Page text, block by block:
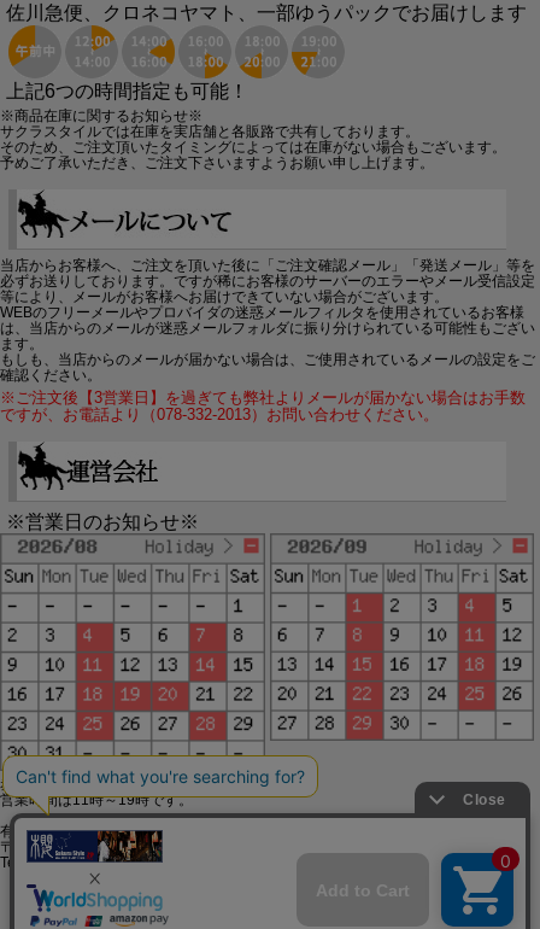
佐川急便、クロネコヤマト、一部ゆうパックでお届けします
上記6つの時間指定も可能！
※商品在庫に関するお知らせ※
サクラスタイルでは在庫を実店舗と各販路で共有しております。
そのため、ご注文頂いたタイミングによっては在庫がない場合もございます。
予めご了承いただき、ご注文下さいますようお願い申し上げます。
当店からお客様へ、ご注文を頂いた後に「ご注文確認メール」「発送メール」等を
必ずお送りしております。ですが稀にお客様のサーバーのエラーやメール受信設定
等により、メールがお客様へお届けできていない場合がございます。
WEBのフリーメールやプロバイダの迷惑メールフィルタを使用されているお客様
は、当店からのメールが迷惑メールフォルダに振り分けられている可能性もござい
ます。
もしも、当店からのメールが届かない場合は、ご使用されているメールの設定をご
確認ください。
※ご注文後【3営業日】を過ぎても弊社よりメールが届かない場合はお手数
ですが、お電話より（078-332-2013）お問い合わせください。
※営業日のお知らせ※
赤字で塗られた日は配送定休日です。
営業時間は11時～19時です。
有限会社ジップジップ SakuraStyle通販事業部
〒650-0021 神戸市中央区三宮町3-9-19イトウビル1,4F
Tel:078-332-2013 FAX:078-333-6644